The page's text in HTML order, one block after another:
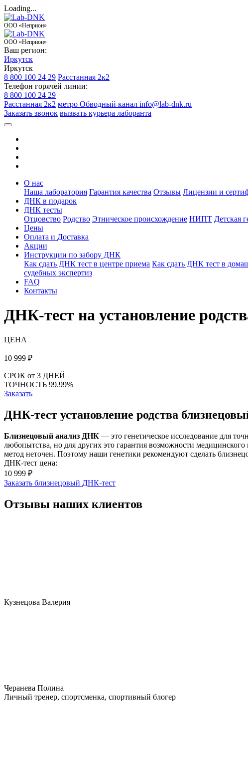
Loading...
ООО «Неприон»
ООО «Неприон»
Ваш регион:
Иркутск
Иркутск
8 800 100 24 29 Расстанная 2к2
Телефон горячей линии:
8 800 100 24 29
Расстанная 2к2 метро Обводный канал info@lab-dnk.ru
Заказать звонок вызвать курьера лаборанта
О нас
Наша лаборатория Гарантия качества Отзывы Лицензии и
ДНК в подарок
ДНК тесты
Отцовство Родство Этническое происхождение НИПТ Детская
Цены
Оплата и Доставка
Акции
Инструкции по забору ДНК
Как сдать ДНК тест в центре приема Как сдать ДНК тест в
судебных экспертиз
FAQ
Контакты
ДНК-тест на установление
ЦЕНА
10 999 ₽
СРОК от 3 ДНЕЙ
ТОЧНОСТЬ 99.99%
Заказать
ДНК-тест установление родства
Близнецовый анализ ДНК — это генетическое исследование для
любопытства, но для других это гарантия возможности
метод неточен. Поэтому наши генетики рекомендуют сделать
ДНК-тест цена:
10 999 ₽
Заказать близнецовый ДНК-тест
Отзывы наших клиентов
Кузнецова Валерия
Черанева Полина
Личный тренер, спортсменка, спортивный блогер